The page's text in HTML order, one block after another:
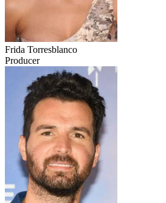
Frida Torresblanco
Producer